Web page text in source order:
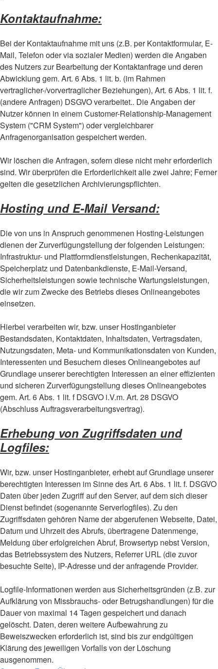
Kontaktaufnahme:
Bei der Kontaktaufnahme mit uns (z.B. per Kontaktformular, E-
Mail, Telefon oder via sozialer Medien) werden die Angaben
des Nutzers zur Bearbeitung der Kontaktanfrage und deren
Abwicklung gem. Art. 6 Abs. 1 lit. b. (im Rahmen
vertraglicher-/vorvertraglicher Beziehungen), Art. 6 Abs. 1 lit. f.
(andere Anfragen) DSGVO verarbeitet.. Die Angaben der
Nutzer können in einem Customer-Relationship-Management
System ("CRM System") oder vergleichbarer
Anfragenorganisation gespeichert werden.
Wir löschen die Anfragen, sofern diese nicht mehr erforderlich
sind. Wir überprüfen die Erforderlichkeit alle zwei Jahre; Ferner
gelten die gesetzlichen Archivierungspflichten.
Hosting und E-Mail Versand:
Die von uns in Anspruch genommenen Hosting-Leistungen
dienen der Zurverfügungstellung der folgenden Leistungen:
Infrastruktur- und Plattformdienstleistungen, Rechenkapazität,
Speicherplatz und Datenbankdienste, E-Mail-Versand,
Sicherheitsleistungen sowie technische Wartungsleistungen,
die wir zum Zwecke des Betriebs dieses Onlineangebotes
einsetzen.
Hierbei verarbeiten wir, bzw. unser Hostinganbieter
Bestandsdaten, Kontaktdaten, Inhaltsdaten, Vertragsdaten,
Nutzungsdaten, Meta- und Kommunikationsdaten von Kunden,
Interessenten und Besuchern dieses Onlineangebotes auf
Grundlage unserer berechtigten Interessen an einer effizienten
und sicheren Zurverfügungstellung dieses Onlineangebotes
gem. Art. 6 Abs. 1 lit. f DSGVO i.V.m. Art. 28 DSGVO
(Abschluss Auftragsverarbeitungsvertrag).
Erhebung von Zugriffsdaten und
Logfiles:
Wir, bzw. unser Hostinganbieter, erhebt auf Grundlage unserer
berechtigten Interessen im Sinne des Art. 6 Abs. 1 lit. f. DSGVO
Daten über jeden Zugriff auf den Server, auf dem sich dieser
Dienst befindet (sogenannte Serverlogfiles). Zu den
Zugriffsdaten gehören Name der abgerufenen Webseite, Datei,
Datum und Uhrzeit des Abrufs, übertragene Datenmenge,
Meldung über erfolgreichen Abruf, Browsertyp nebst Version,
das Betriebssystem des Nutzers, Referrer URL (die zuvor
besuchte Seite), IP-Adresse und der anfragende Provider.
Logfile-Informationen werden aus Sicherheitsgründen (z.B. zur
Aufklärung von Missbrauchs- oder Betrugshandlungen) für die
Dauer von maximal 14 Tagen gespeichert und danach
gelöscht. Daten, deren weitere Aufbewahrung zu
Beweiszwecken erforderlich ist, sind bis zur endgültigen
Klärung des jeweiligen Vorfalls von der Löschung
ausgenommen.